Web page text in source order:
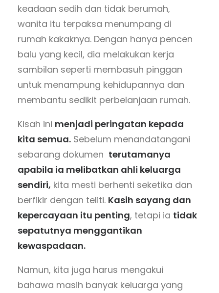
keadaan sedih dan tidak berumah,
wanita itu terpaksa menumpang di
rumah kakaknya. Dengan hanya pencen
balu yang kecil, dia melakukan kerja
sambilan seperti membasuh pinggan
untuk menampung kehidupannya dan
membantu sedikit perbelanjaan rumah.
Kisah ini menjadi peringatan kepada
kita semua. Sebelum menandatangani
sebarang dokumen terutamanya
apabila ia melibatkan ahli keluarga
sendiri, kita mesti berhenti seketika dan
berfikir dengan teliti. Kasih sayang dan
kepercayaan itu penting, tetapi ia tidak
sepatutnya menggantikan
kewaspadaan.
Namun, kita juga harus mengakui
bahawa masih banyak keluarga yang